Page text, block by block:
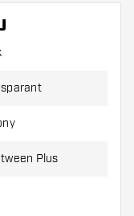
(3 shafty
Plus